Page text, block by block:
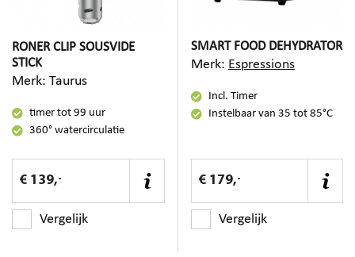
RONER CLIP SOUSVIDE
STICK
Merk: Taurus
timer tot 99 uur
360° watercirculatie
€ 139,-
Vergelijk
SMART FOOD DEHYDRATOR
Merk: Espressions
Incl. Timer
Instelbaar van 35 tot 85°C
€ 179,-
Vergelijk